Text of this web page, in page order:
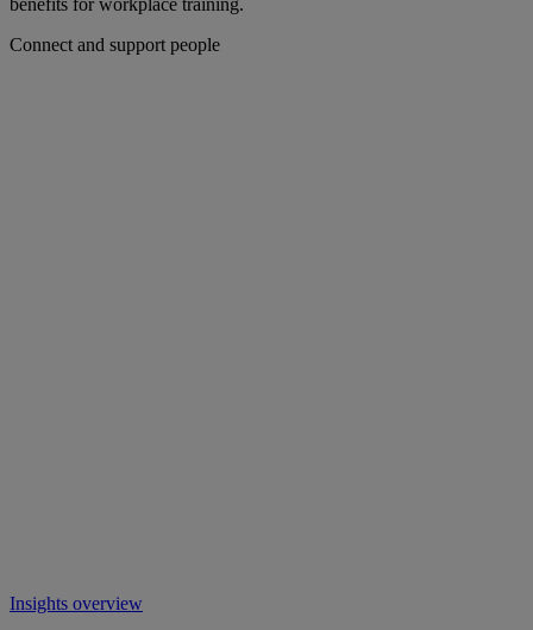
benefits for workplace training.
Connect and support people
Insights overview